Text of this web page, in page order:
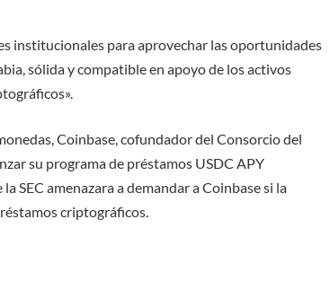
institucionales para aprovechar las oportunidades
sólida y compatible en apoyo de los activos
Coinbase, cofundador del Consorcio del
su programa de préstamos USDC APY
SEC amenazara a demandar a Coinbase si la
criptográficos.